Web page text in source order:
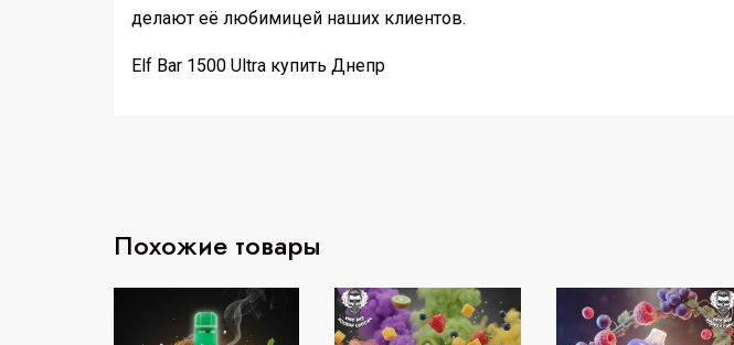
делают её любимицей наших клиентов.
Elf Bar 1500 Ultra купить Днепр
Похожие товары